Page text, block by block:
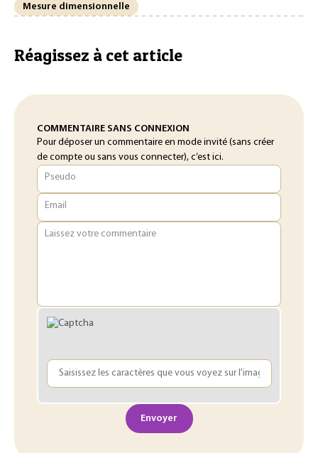
Mesure dimensionnelle
Réagissez à cet article
COMMENTAIRE SANS CONNEXION
Pour déposer un commentaire en mode invité (sans créer
de compte ou sans vous connecter), c’est ici.
Pseudo
Email
Laissez votre commentaire
Envoyer